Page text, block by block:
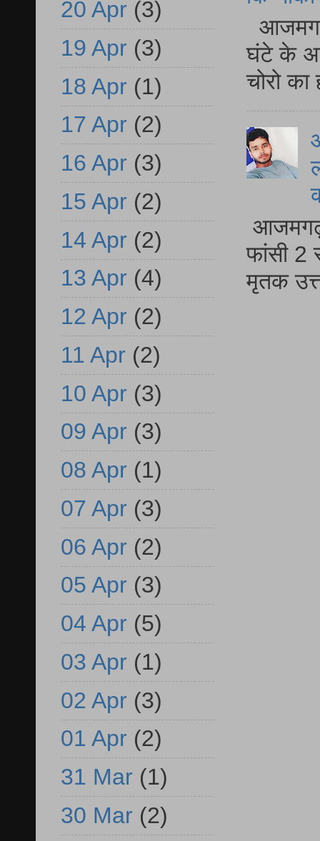
घंटे के
चोरो
आजमगढ़
फांसी 2
मृतक
20 Apr (3)
19 Apr (3)
18 Apr (1)
17 Apr (2)
16 Apr (3)
15 Apr (2)
14 Apr (2)
13 Apr (4)
12 Apr (2)
11 Apr (2)
10 Apr (3)
09 Apr (3)
08 Apr (1)
07 Apr (3)
06 Apr (2)
05 Apr (3)
04 Apr (5)
03 Apr (1)
02 Apr (3)
01 Apr (2)
31 Mar (1)
30 Mar (2)